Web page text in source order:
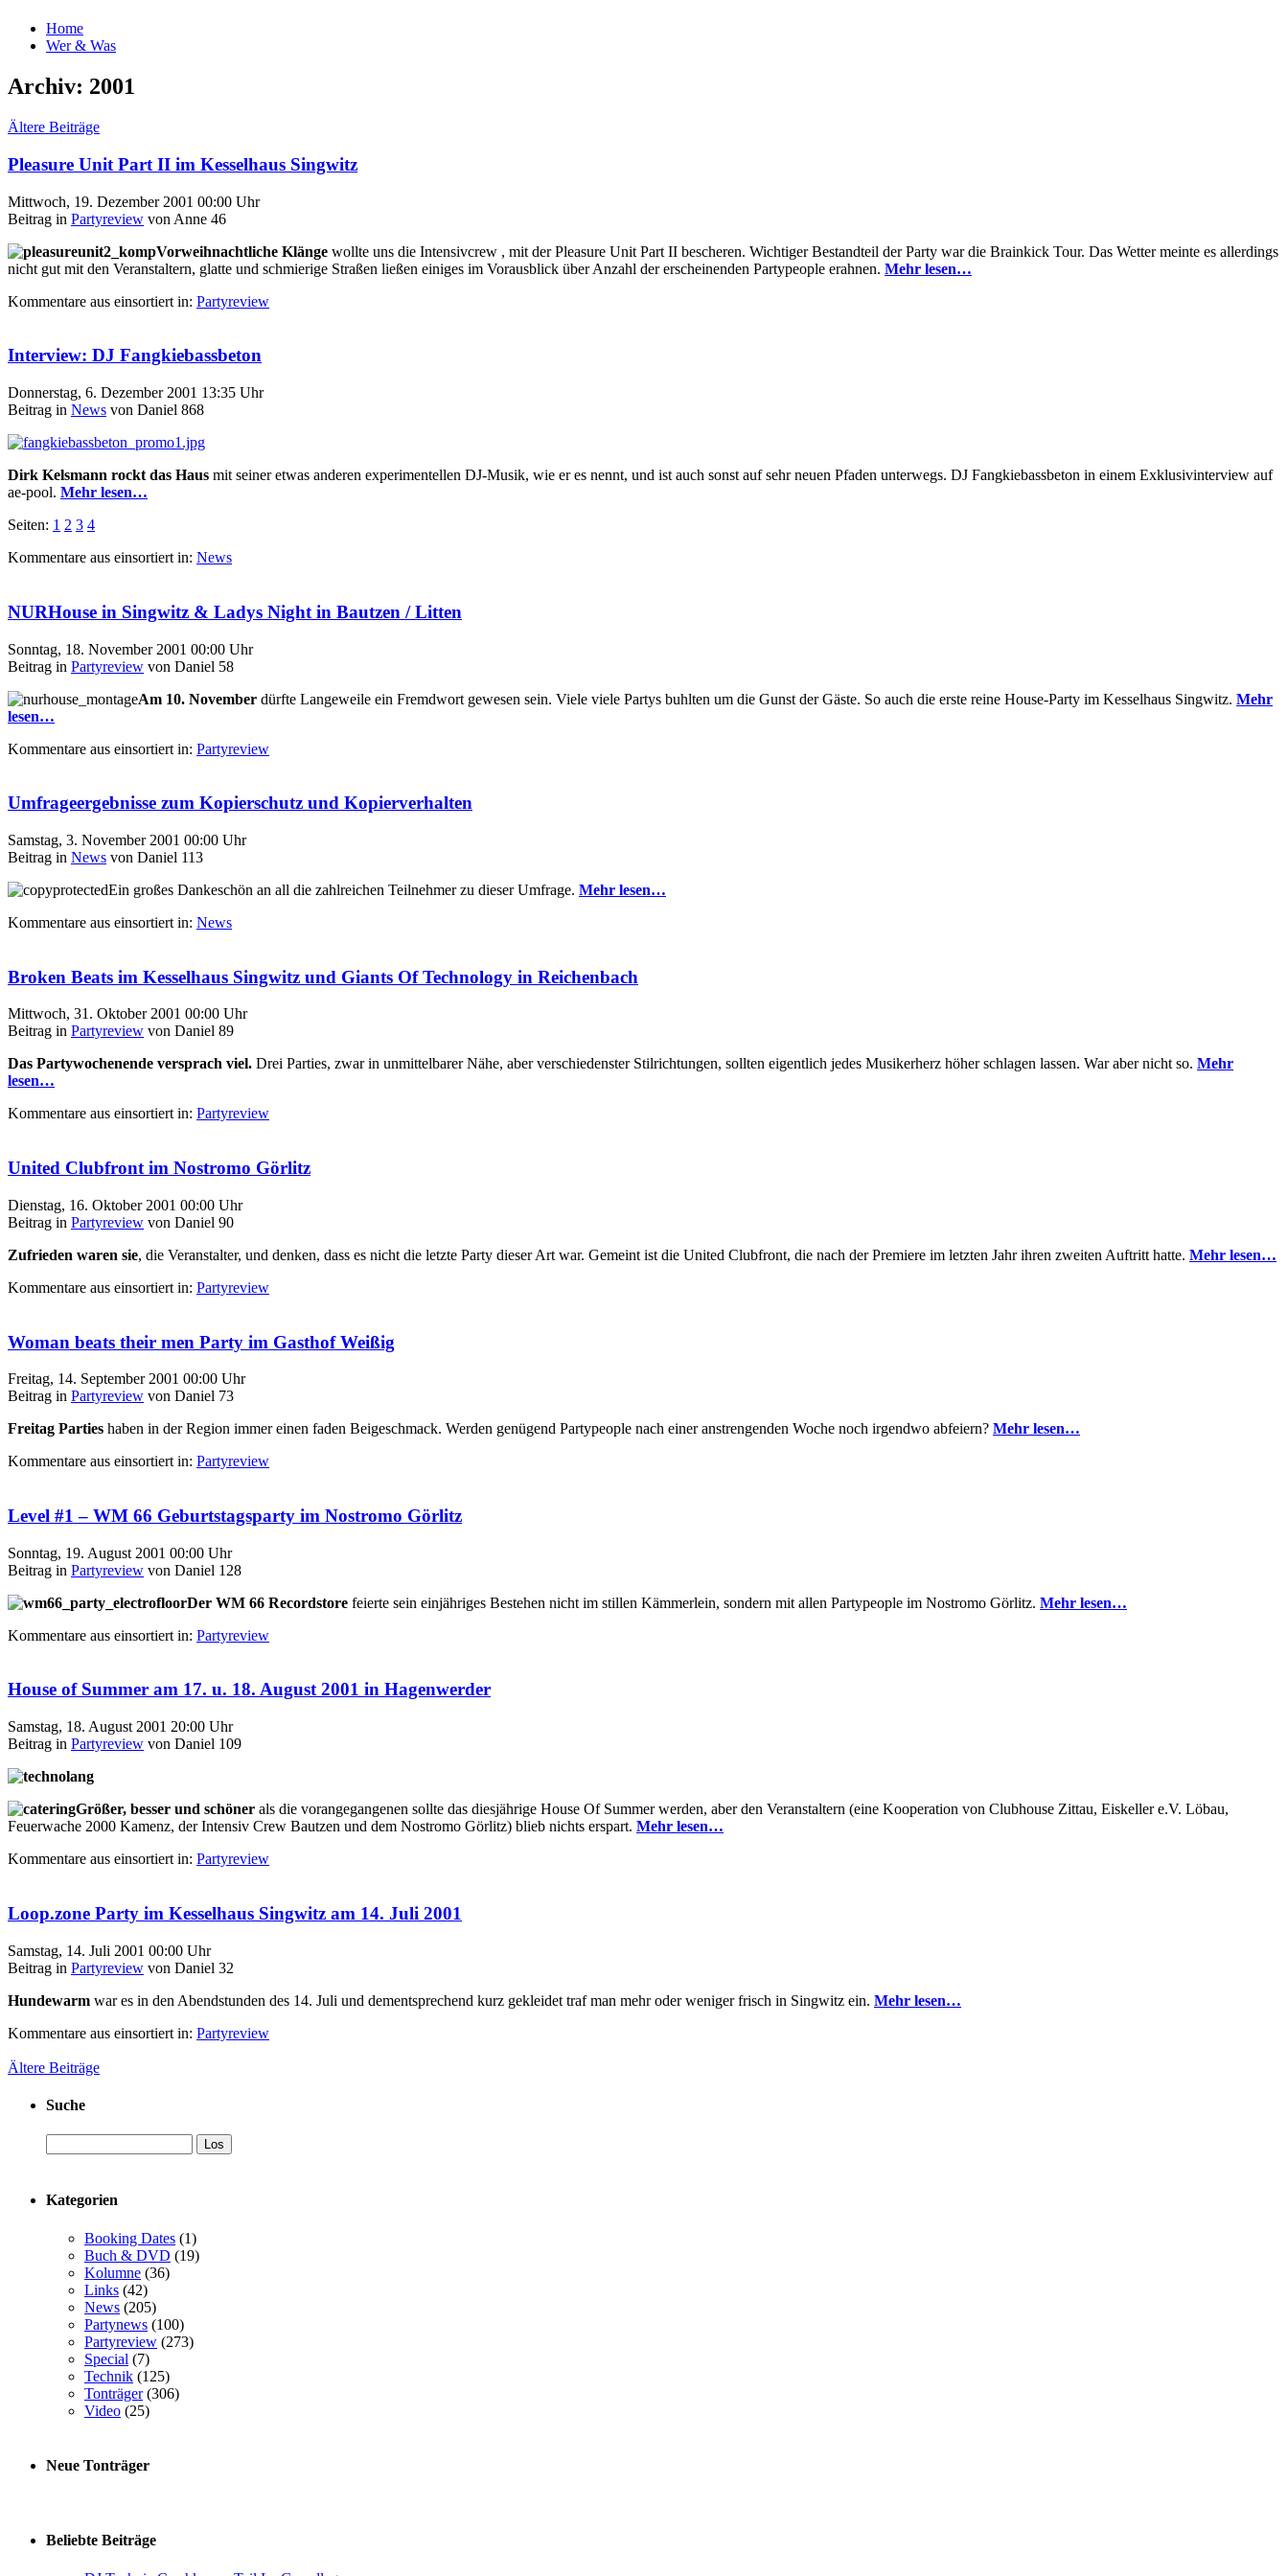
Home
Wer & Was
Archiv: 2001
Ältere Beiträge
Pleasure Unit Part II im Kesselhaus Singwitz
Mittwoch, 19. Dezember 2001 00:00 Uhr
Beitrag in Partyreview von Anne 46
Vorweihnachtliche Klänge wollte uns die Intensivcrew , mit der Pleasure Unit Part II bescheren. Wichtiger Bestandteil der Party war die Brainkick Tour. Das Wetter meinte es allerdings
nicht gut mit den Veranstaltern, glatte und schmierige Straßen ließen einiges im Vorausblick über Anzahl der erscheinenden Partypeople erahnen. Mehr lesen…
Kommentare aus einsortiert in: Partyreview
Interview: DJ Fangkiebassbeton
Donnerstag, 6. Dezember 2001 13:35 Uhr
Beitrag in News von Daniel 868
Dirk Kelsmann rockt das Haus mit seiner etwas anderen experimentellen DJ-Musik, wie er es nennt, und ist auch sonst auf sehr neuen Pfaden unterwegs. DJ Fangkiebassbeton in einem Exklusivinterview auf
ae-pool. Mehr lesen…
Seiten: 1 2 3 4
Kommentare aus einsortiert in: News
NURHouse in Singwitz & Ladys Night in Bautzen / Litten
Sonntag, 18. November 2001 00:00 Uhr
Beitrag in Partyreview von Daniel 58
Am 10. November dürfte Langeweile ein Fremdwort gewesen sein. Viele viele Partys buhlten um die Gunst der Gäste. So auch die erste reine House-Party im Kesselhaus Singwitz. Mehr
lesen…
Kommentare aus einsortiert in: Partyreview
Umfrageergebnisse zum Kopierschutz und Kopierverhalten
Samstag, 3. November 2001 00:00 Uhr
Beitrag in News von Daniel 113
Ein großes Dankeschön an all die zahlreichen Teilnehmer zu dieser Umfrage. Mehr lesen…
Kommentare aus einsortiert in: News
Broken Beats im Kesselhaus Singwitz und Giants Of Technology in Reichenbach
Mittwoch, 31. Oktober 2001 00:00 Uhr
Beitrag in Partyreview von Daniel 89
Das Partywochenende versprach viel. Drei Parties, zwar in unmittelbarer Nähe, aber verschiedenster Stilrichtungen, sollten eigentlich jedes Musikerherz höher schlagen lassen. War aber nicht so. Mehr
lesen…
Kommentare aus einsortiert in: Partyreview
United Clubfront im Nostromo Görlitz
Dienstag, 16. Oktober 2001 00:00 Uhr
Beitrag in Partyreview von Daniel 90
Zufrieden waren sie, die Veranstalter, und denken, dass es nicht die letzte Party dieser Art war. Gemeint ist die United Clubfront, die nach der Premiere im letzten Jahr ihren zweiten Auftritt hatte. Mehr lesen…
Kommentare aus einsortiert in: Partyreview
Woman beats their men Party im Gasthof Weißig
Freitag, 14. September 2001 00:00 Uhr
Beitrag in Partyreview von Daniel 73
Freitag Parties haben in der Region immer einen faden Beigeschmack. Werden genügend Partypeople nach einer anstrengenden Woche noch irgendwo abfeiern? Mehr lesen…
Kommentare aus einsortiert in: Partyreview
Level #1 – WM 66 Geburtstagsparty im Nostromo Görlitz
Sonntag, 19. August 2001 00:00 Uhr
Beitrag in Partyreview von Daniel 128
Der WM 66 Recordstore feierte sein einjähriges Bestehen nicht im stillen Kämmerlein, sondern mit allen Partypeople im Nostromo Görlitz. Mehr lesen…
Kommentare aus einsortiert in: Partyreview
House of Summer am 17. u. 18. August 2001 in Hagenwerder
Samstag, 18. August 2001 20:00 Uhr
Beitrag in Partyreview von Daniel 109
Größer, besser und schöner als die vorangegangenen sollte das diesjährige House Of Summer werden, aber den Veranstaltern (eine Kooperation von Clubhouse Zittau, Eiskeller e.V. Löbau,
Feuerwache 2000 Kamenz, der Intensiv Crew Bautzen und dem Nostromo Görlitz) blieb nichts erspart. Mehr lesen…
Kommentare aus einsortiert in: Partyreview
Loop.zone Party im Kesselhaus Singwitz am 14. Juli 2001
Samstag, 14. Juli 2001 00:00 Uhr
Beitrag in Partyreview von Daniel 32
Hundewarm war es in den Abendstunden des 14. Juli und dementsprechend kurz gekleidet traf man mehr oder weniger frisch in Singwitz ein. Mehr lesen…
Kommentare aus einsortiert in: Partyreview
Ältere Beiträge
Suche
Kategorien
Booking Dates (1)
Buch & DVD (19)
Kolumne (36)
Links (42)
News (205)
Partynews (100)
Partyreview (273)
Special (7)
Technik (125)
Tonträger(306)
Video (25)
Neue Tonträger
Beliebte Beiträge